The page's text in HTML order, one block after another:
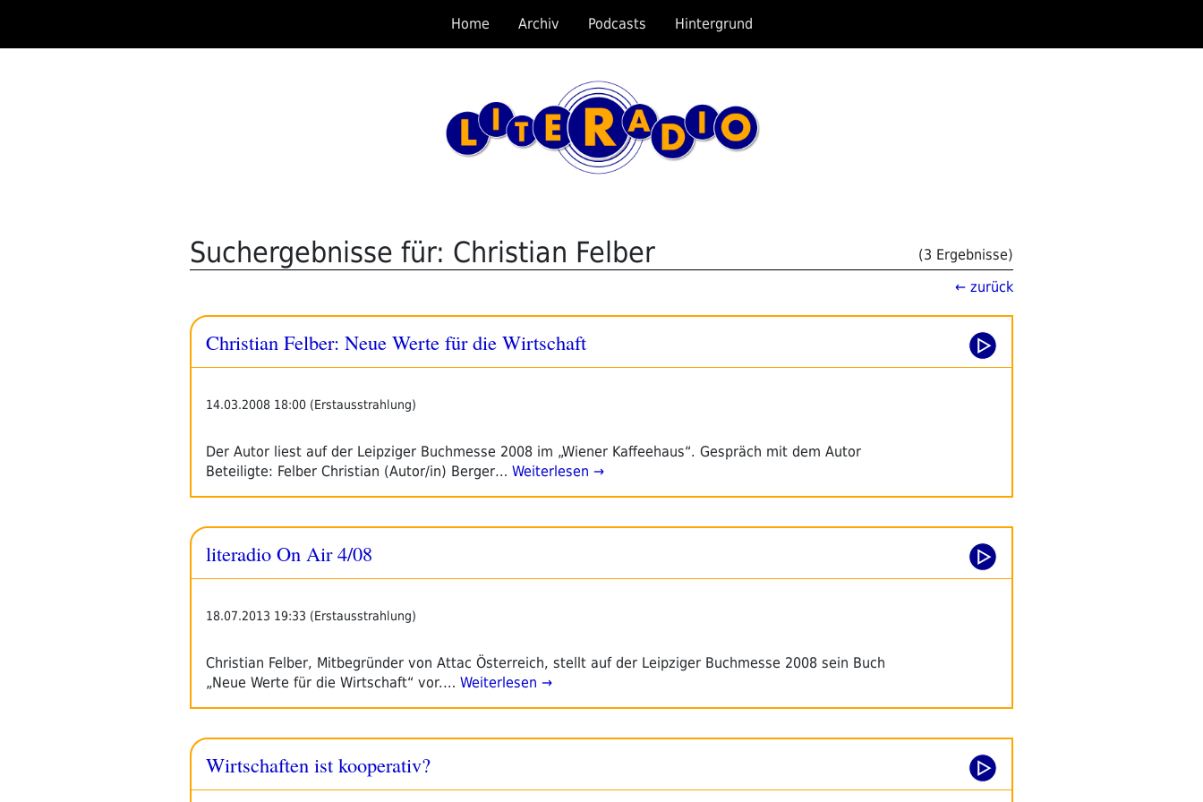
springen
Home Archiv Podcasts Hintergrund
Suchergebnisse für: Christian Felber
(3 Ergebnisse)
← zurück
Christian Felber: Neue Werte für die Wirtschaft
14.03.2008 18:00 (Erstausstrahlung)
Der Autor liest auf der Leipziger Buchmesse 2008 im „Wiener Kaffeehaus“. Gespräch mit dem Autor
Beteiligte: Felber Christian (Autor/in) Berger… Weiterlesen →
literadio On Air 4/08
18.07.2013 19:33 (Erstausstrahlung)
Christian Felber, Mitbegründer von Attac Österreich, stellt auf der Leipziger Buchmesse 2008 sein Buch
„Neue Werte für die Wirtschaft“ vor.… Weiterlesen →
Wirtschaften ist kooperativ?